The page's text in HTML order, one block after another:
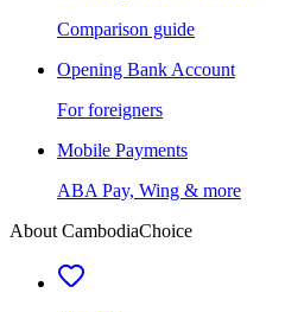
Comparison guide
Opening Bank Account
For foreigners
Mobile Payments
ABA Pay, Wing & more
About CambodiaChoice